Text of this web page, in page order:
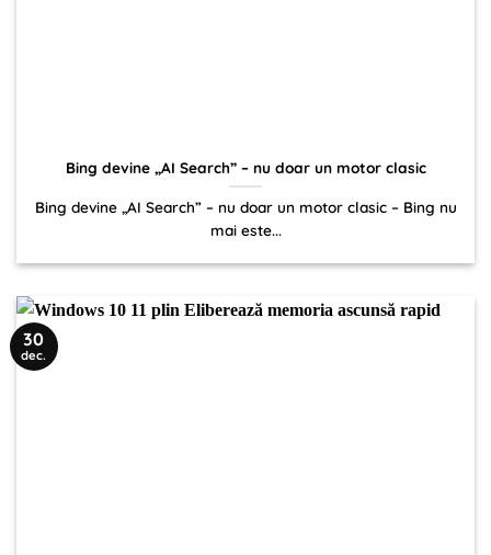
Bing devine „AI Search” – nu doar un motor clasic
Bing devine „AI Search” – nu doar un motor clasic – Bing nu
mai este...
30
dec.